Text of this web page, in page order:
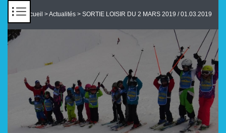
Accueil >Actualités > SORTIE LOISIR DU 2 MARS 2019 / 01.03.2019